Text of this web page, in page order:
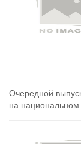
Очередной
на национальном